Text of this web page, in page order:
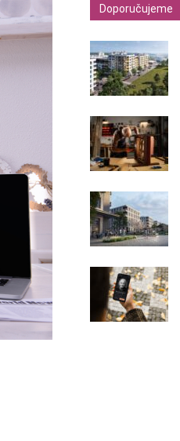
Doporučujeme